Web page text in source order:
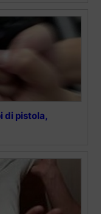
di pistola,